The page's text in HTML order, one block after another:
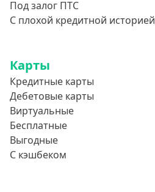
Под залог ПТС
С плохой кредитной историей
Карты
Кредитные карты
Дебетовые карты
Виртуальные
Бесплатные
Выгодные
С кэшбеком